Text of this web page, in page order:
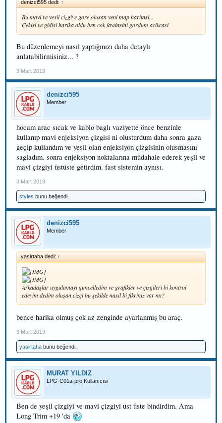
denizci595 dedi: ↑
Bu mavi ve yesil cizgiye gore olusan yeni map haritasi...
Cekisi ve gidisi harika oldu ben cok faydasini gordum acikcasi.
Bu düzenlemeyi nasıl yaptığınızı daha detaylı
anlatabilirmisiniz... ?
3 Mart 2019
denizci595
Member
hocam arac sıcak ve kablo baglı vaziyette önce benzinle
kullanıp mavi enjeksiyon çizgisi ni olusturdum daha sonra gaza
geçip kullandım ve yesil olan enjeksiyon çizgisinin olusmasını
sagladım. sonra enjeksiyon noktalarına müdahale ederek yeşil ve
mavi çizgiyi üstüste getirdim. fast sistemin aynısı.
3 Mart 2019
styles bunu beğendi.
denizci595
Member
yasirtaha dedi: ↑
Arkadaşlar uygulamayı guncelledim ve grafikler ve çizgileri bi kontrol
edeyim dedim oluşan cizçi bu şekilde nasil bi fikriniz var mı?
bence harika olmuş çok az zenginde ayarlanmış bu araç.
3 Mart 2019
yasirtaha bunu beğendi.
MURAT YILDIZ
LPG-C01a-pro Kullanıcısı
Ben de yeşil çizgiyi ve mavi çizgiyi üst üste bindirdim. Ama
Long Trim +19 'da